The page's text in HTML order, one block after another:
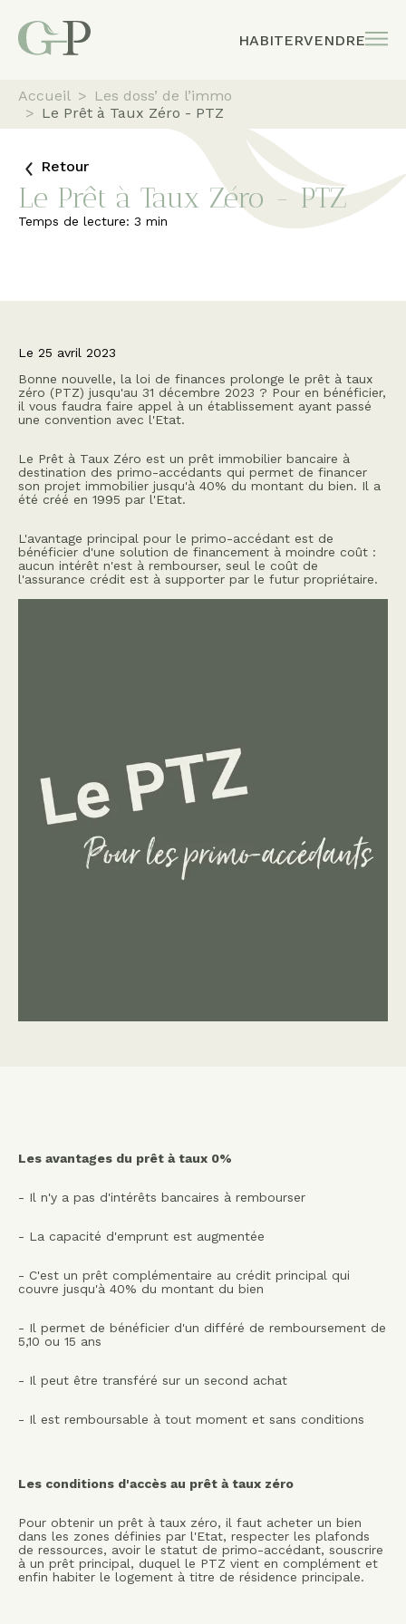
HABITERVENDRE
Accueil > Les doss’ de l’immo
> Le Prêt à Taux Zéro - PTZ
Retour
Le Prêt à Taux Zéro - PTZ
Temps de lecture: 3 min
Le 25 avril 2023
Bonne nouvelle, la loi de finances prolonge le prêt à taux
zéro (PTZ) jusqu'au 31 décembre 2023 ? Pour en bénéficier,
il vous faudra faire appel à un établissement ayant passé
une convention avec l'Etat.
Le Prêt à Taux Zéro est un prêt immobilier bancaire à
destination des primo-accédants qui permet de financer
son projet immobilier jusqu'à 40% du montant du bien. Il a
été créé en 1995 par l'Etat.
L'avantage principal pour le primo-accédant est de
bénéficier d'une solution de financement à moindre coût :
aucun intérêt n'est à rembourser, seul le coût de
l'assurance crédit est à supporter par le futur propriétaire.
Les avantages du prêt à taux 0%
- Il n'y a pas d'intérêts bancaires à rembourser
- La capacité d'emprunt est augmentée
- C'est un prêt complémentaire au crédit principal qui
couvre jusqu'à 40% du montant du bien
- Il permet de bénéficier d'un différé de remboursement de
5,10 ou 15 ans
- Il peut être transféré sur un second achat
- Il est remboursable à tout moment et sans conditions
Les conditions d'accès au prêt à taux zéro
Pour obtenir un prêt à taux zéro, il faut acheter un bien
dans les zones définies par l'Etat, respecter les plafonds
de ressources, avoir le statut de primo-accédant, souscrire
à un prêt principal, duquel le PTZ vient en complément et
enfin habiter le logement à titre de résidence principale.